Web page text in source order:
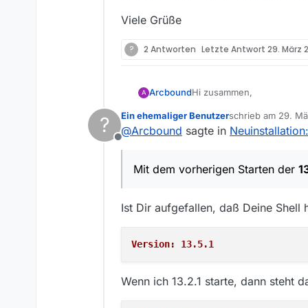
Viele Grüße
? 2 Antworten Letzte Antwort 29. März
A ArcboundHi zusammen,
ich hab heute auf meinem
neueste Release
Wenn ich die 13.5.1
EDIT: Gerade noch
Mit dem vorherigen
Viele Grüße
?
Offline
Ein ehemaliger Benutzerschrieb am 29.
zuletzt editiert von
@Arcbound sagte in
Mit dem vorherigen Starten der
Ist Dir aufgefallen, daß Deine Shell
Version: 13.5.1
Wenn ich 13.2.1 starte, dann steht